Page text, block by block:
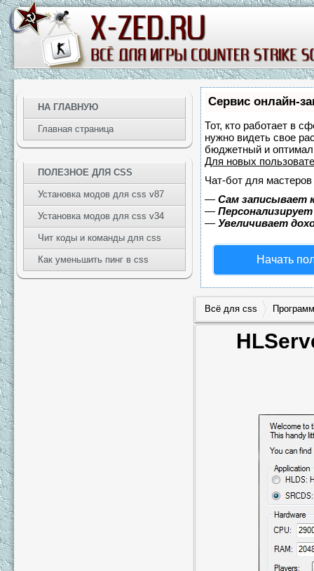
Сервис онлайн-
Тот, кто работает в
нужно видеть свое
бюджетный и
Для новых
Чат-бот для
— Сам записывает
—
— Увеличивает
Начать
Всё для css
НА ГЛАВНУЮ
Главная страница
ПОЛЕЗНОЕ ДЛЯ CSS
Установка модов для css v87
Установка модов для css v34
Чит коды и команды для css
Как уменьшить пинг в css